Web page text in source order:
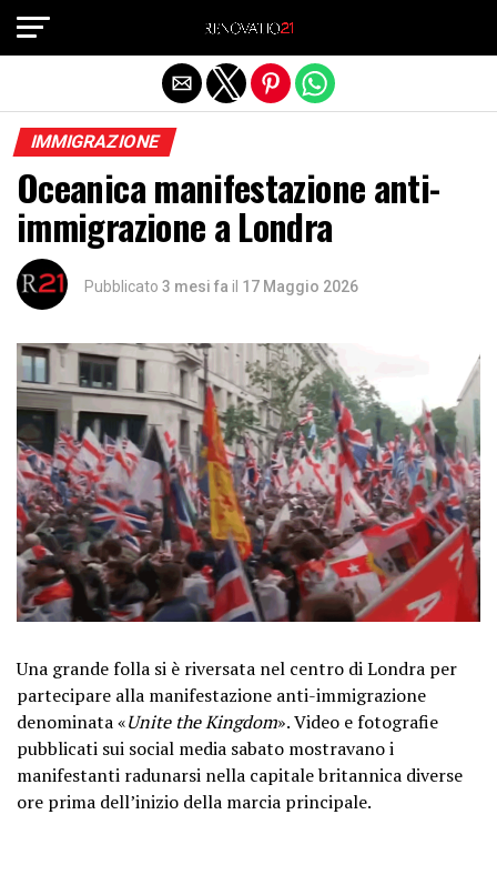
IMMIGRAZIONE
Oceanica manifestazione anti-
immigrazione a Londra
Pubblicato 3 mesi fa il 17 Maggio 2026
Una grande folla si è riversata nel centro di Londra per
partecipare alla manifestazione anti-immigrazione
denominata «Unite the Kingdom». Video e fotografie
pubblicati sui social media sabato mostravano i
manifestanti radunarsi nella capitale britannica diverse
ore prima dell’inizio della marcia principale.
Exit mobile version